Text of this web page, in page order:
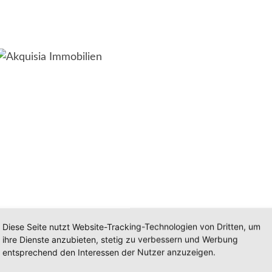
Diese Seite nutzt Website-Tracking-Technologien von Dritten, um
ihre Dienste anzubieten, stetig zu verbessern und Werbung
entsprechend den Interessen der Nutzer anzuzeigen.